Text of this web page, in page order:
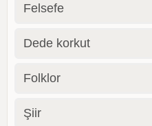
Felsefe
Dede korkut
Folklor
Şiir